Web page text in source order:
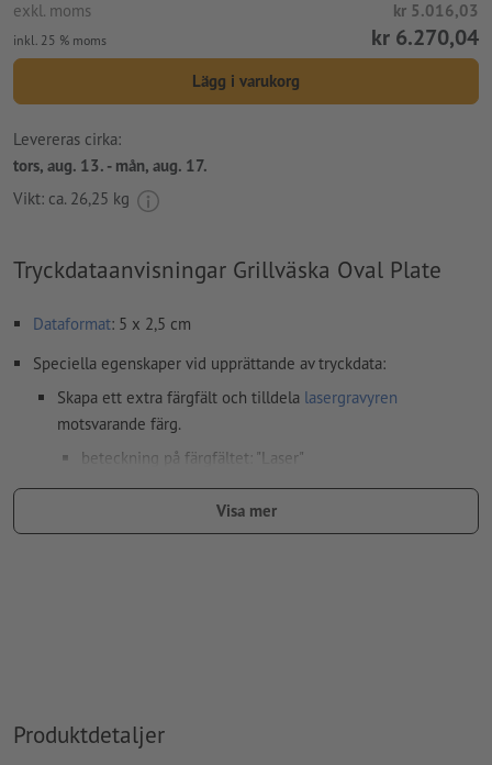
exkl. moms kr 5.016,03
inkl. 25 % moms kr 6.270,04
Lägg i varukorg
Levereras cirka:
tors, aug. 13. - mån, aug. 17.
Vikt: ca. 26,25 kg
Tryckdataanvisningar Grillväska Oval Plate
Dataformat: 5 x 2,5 cm
Speciella egenskaper vid upprättande av tryckdata:
Skapa ett extra färgfält och tilldela lasergravyren
motsvarande färg.
beteckning på färgfältet: "Laser"
färgvärde: fritt valbart
vårt hjälpcenter.
Visa mer
Produktdetaljer